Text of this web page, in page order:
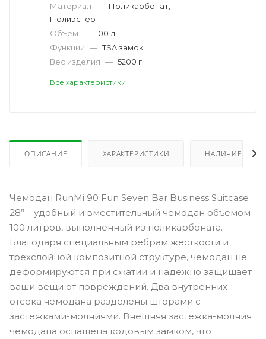
Материал — Поликарбонат,
Полиэстер
Объем — 100 л
Функции — TSA замок
Вес изделия — 5200 г
Все характеристики
ОПИСАНИЕ ХАРАКТЕРИСТИКИ НАЛИЧИЕ
Чемодан RunMi 90 Fun Seven Bar Business Suitcase
28’’ – удобный и вместительный чемодан объемом
100 литров, выполненный из поликарбоната.
Благодаря специальным ребрам жесткости и
трехслойной композитной структуре, чемодан не
деформируются при сжатии и надежно защищает
ваши вещи от повреждений. Два внутренних
отсека чемодана разделены шторами с
застежками-молниями. Внешняя застежка-молния
чемодана оснащена кодовым замком, что